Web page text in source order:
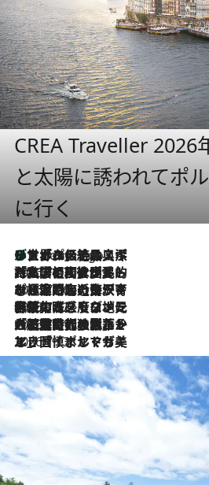
CREA Traveller
と太陽に誘われてポ
に行く
6 Hours Ago
リスボンの絶品スイーツ「パステル・デ・ナタ」とは？ポルトガル伝統の奥深い世界へ
2026.7.27
「私の祖国はポルトガル語です」国民的詩人フェルナンド・ペソアと、彼が愛した文学の街を歩く
2026.7.26
ポルトガル近海が育む極上の海の幸。キリリと冷えた白ワインと愉しむ、シーフード専門店の贅沢
2026.7.22
伝統の味をモダンに昇華。高感度な地元客が集う、リスボンの最旬ガストロノミー
2026.7.21
大航海時代の栄華から、震災、独裁、そして革命へ。ポルトガル・首都リスボンの石畳に刻まれた「歴史の光と影」
2026.7.13
エッセイ・ヤマザキマリ「慎ましくも美しき国 ポルトガル」